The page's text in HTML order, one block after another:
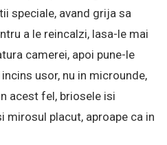
speciale, avand grija sa
a le reincalzi, lasa-le mai
camerei, apoi pune-le
usor, nu in microunde,
acest fel, briosele isi
mirosul placut, aproape ca in